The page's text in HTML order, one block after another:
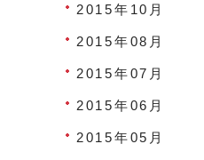
2015年10月
2015年08月
2015年07月
2015年06月
2015年05月